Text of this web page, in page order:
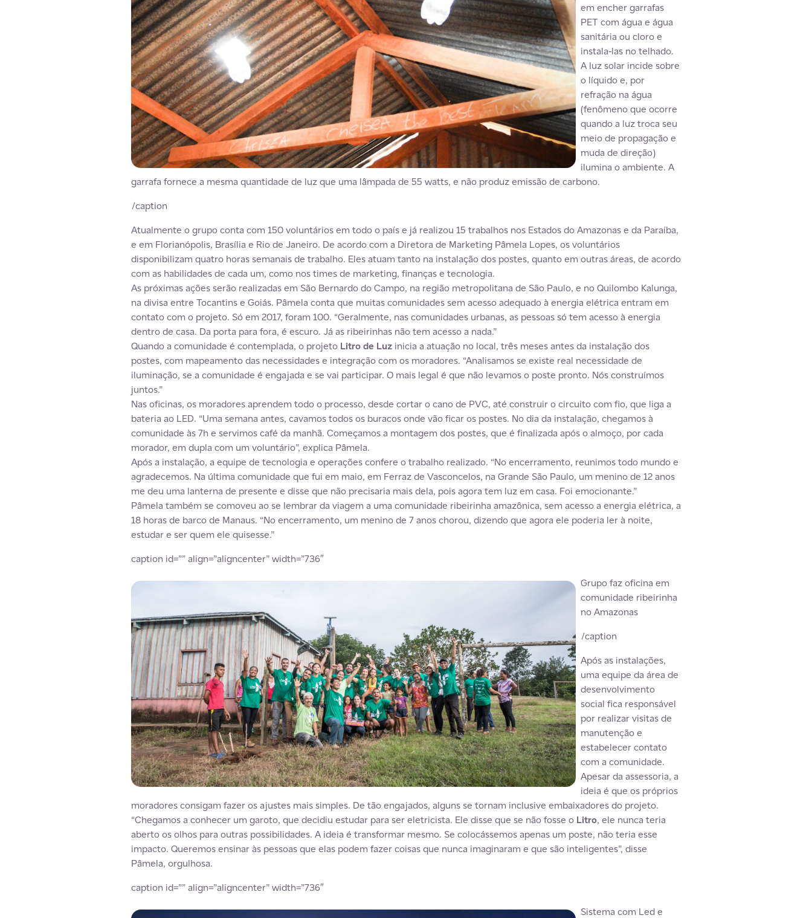
em encher garrafas
PET com água e água
sanitária ou cloro e
instala-las no telhado.
A luz solar incide sobre
o líquido e, por
refração na água
(fenômeno que ocorre
quando a luz troca seu
meio de propagação e
muda de direção)
ilumina o ambiente. A
garrafa fornece a mesma quantidade de luz que uma lâmpada de 55 watts, e não produz emissão de carbono.
/caption
Atualmente o grupo conta com 150 voluntários em todo o país e já realizou 15 trabalhos nos Estados do Amazonas e da Paraíba,
e em Florianópolis, Brasília e Rio de Janeiro. De acordo com a Diretora de Marketing Pâmela Lopes, os voluntários
disponibilizam quatro horas semanais de trabalho. Eles atuam tanto na instalação dos postes, quanto em outras áreas, de acordo
com as habilidades de cada um, como nos times de marketing, finanças e tecnologia.
As próximas ações serão realizadas em São Bernardo do Campo, na região metropolitana de São Paulo, e no Quilombo Kalunga,
na divisa entre Tocantins e Goiás. Pâmela conta que muitas comunidades sem acesso adequado à energia elétrica entram em
contato com o projeto. Só em 2017, foram 100. “Geralmente, nas comunidades urbanas, as pessoas só tem acesso à energia
dentro de casa. Da porta para fora, é escuro. Já as ribeirinhas não tem acesso a nada.”
Quando a comunidade é contemplada, o projeto Litro de Luz inicia a atuação no local, três meses antes da instalação dos
postes, com mapeamento das necessidades e integração com os moradores. “Analisamos se existe real necessidade de
iluminação, se a comunidade é engajada e se vai participar. O mais legal é que não levamos o poste pronto. Nós construímos
juntos.”
Nas oficinas, os moradores aprendem todo o processo, desde cortar o cano de PVC, até construir o circuito com fio, que liga a
bateria ao LED. “Uma semana antes, cavamos todos os buracos onde vão ficar os postes. No dia da instalação, chegamos à
comunidade às 7h e servimos café da manhã. Começamos a montagem dos postes, que é finalizada após o almoço, por cada
morador, em dupla com um voluntário”, explica Pâmela.
Após a instalação, a equipe de tecnologia e operações confere o trabalho realizado. “No encerramento, reunimos todo mundo e
agradecemos. Na última comunidade que fui em maio, em Ferraz de Vasconcelos, na Grande São Paulo, um menino de 12 anos
me deu uma lanterna de presente e disse que não precisaria mais dela, pois agora tem luz em casa. Foi emocionante.”
Pâmela também se comoveu ao se lembrar da viagem a uma comunidade ribeirinha amazônica, sem acesso a energia elétrica, a
18 horas de barco de Manaus. “No encerramento, um menino de 7 anos chorou, dizendo que agora ele poderia ler à noite,
estudar e ser quem ele quisesse.”
caption id=”” align=”aligncenter” width=”736″
Grupo faz oficina em
comunidade ribeirinha
no Amazonas
/caption
Após as instalações,
uma equipe da área de
desenvolvimento
social fica responsável
por realizar visitas de
manutenção e
estabelecer contato
com a comunidade.
Apesar da assessoria, a
ideia é que os próprios
moradores consigam fazer os ajustes mais simples. De tão engajados, alguns se tornam inclusive embaixadores do projeto.
“Chegamos a conhecer um garoto, que decidiu estudar para ser eletricista. Ele disse que se não fosse o Litro, ele nunca teria
aberto os olhos para outras possibilidades. A ideia é transformar mesmo. Se colocássemos apenas um poste, não teria esse
impacto. Queremos ensinar às pessoas que elas podem fazer coisas que nunca imaginaram e que são inteligentes”, disse
Pâmela, orgulhosa.
caption id=”” align=”aligncenter” width=”736″
Sistema com Led e